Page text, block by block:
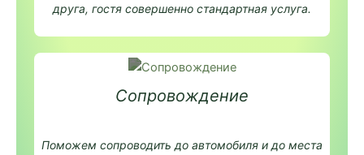
друга, гостя совершенно стандартная услуга.
Сопровождение
Поможем сопроводить до автомобиля и до места